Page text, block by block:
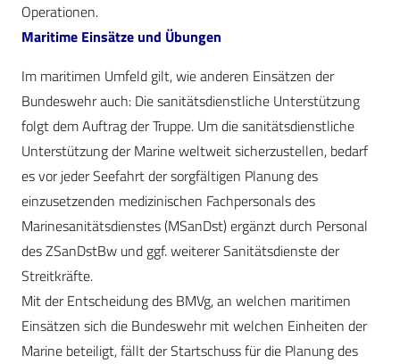
Operationen.
Maritime Einsätze und Übungen
Im maritimen Umfeld gilt, wie anderen Einsätzen der
Bundeswehr auch: Die sanitätsdienstliche Unterstützung
folgt dem Auftrag der Truppe. Um die sanitätsdienstliche
Unterstützung der Marine weltweit sicherzustellen, bedarf
es vor jeder Seefahrt der sorgfältigen Planung des
einzusetzenden medizinischen Fachpersonals des
Marinesanitätsdienstes (MSanDst) ergänzt durch Personal
des ZSanDstBw und ggf. weiterer Sanitätsdienste der
Streitkräfte.
Mit der Entscheidung des BMVg, an welchen maritimen
Einsätzen sich die Bundeswehr mit welchen Einheiten der
Marine beteiligt, fällt der Startschuss für die Planung des